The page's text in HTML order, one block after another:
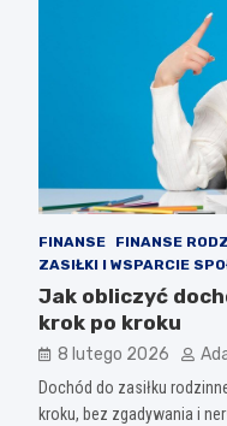
FINANSE FINANSE
ZASIŁKI I WSPARCIE
Jak obliczyć
krok po kroku
8 lutego 2026
Dochód do zasiłku
kroku, bez zgadywania i